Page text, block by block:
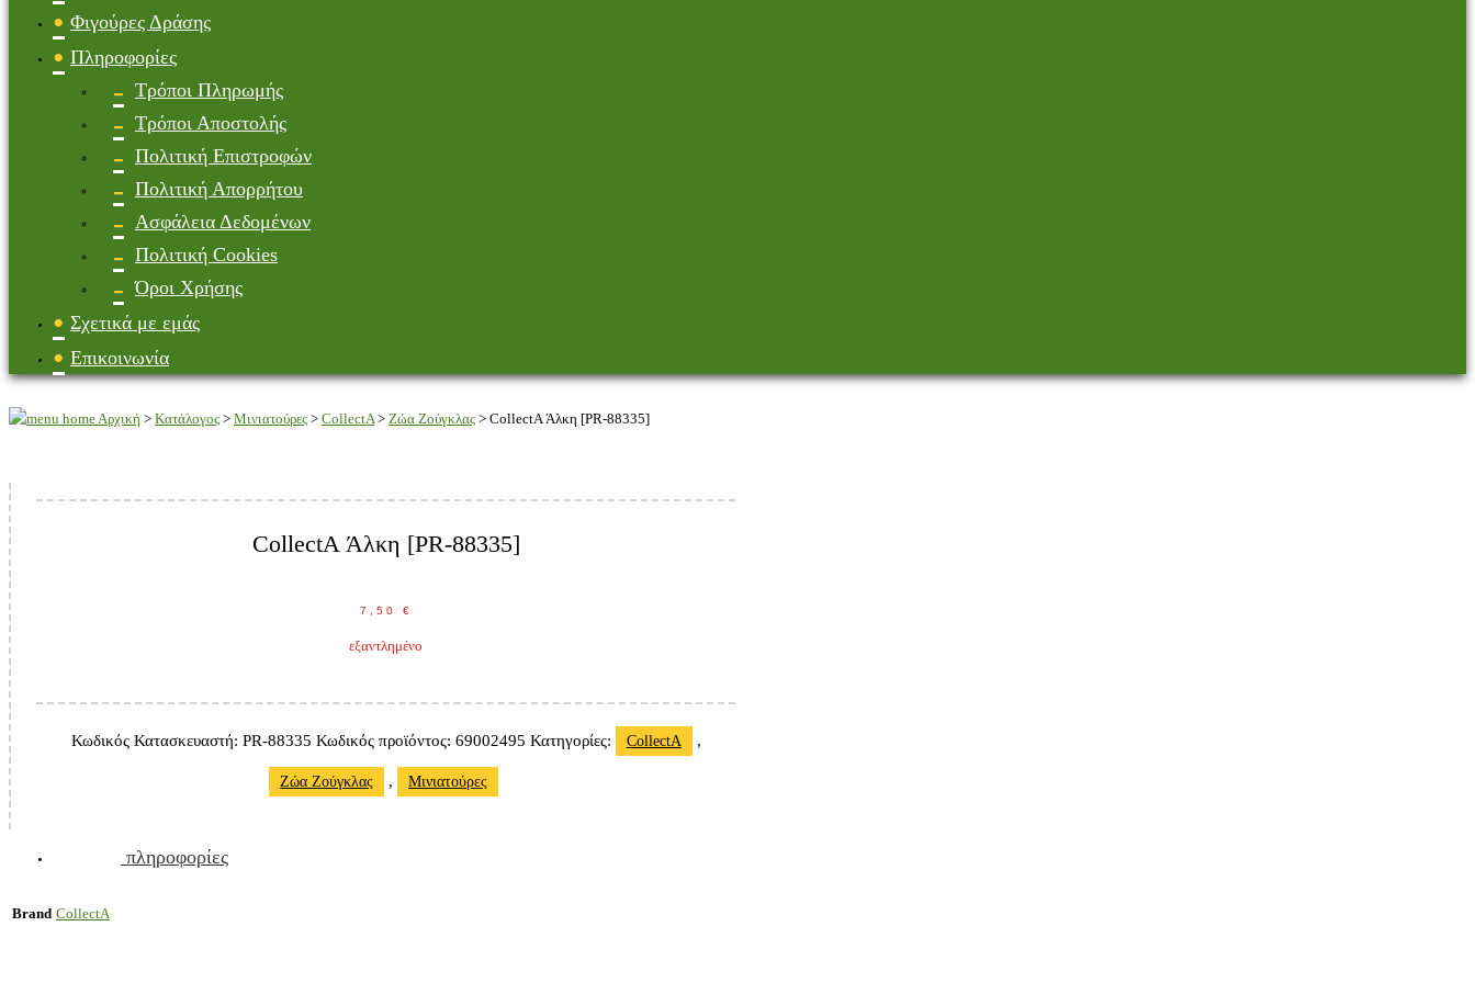
Φιγούρες Δράσης
Πληροφορίες
Τρόποι Πληρωμής
Τρόποι Αποστολής
Πολιτική Επιστροφών
Πολιτική Απορρήτου
Ασφάλεια Δεδομένων
Πολιτική Cookies
Όροι Χρήσης
Σχετικά με εμάς
Επικοινωνία
Αρχική > Κατάλογος > Μινιατούρες > CollectA> Ζώα Ζούγκλας > CollectA Άλκη [PR-88335]
CollectA Άλκη [PR-88335]
7,50 €
εξαντλημένο
Κωδικός Κατασκευαστή: PR-88335 Κωδικός προϊόντος: 69002495 Κατηγορίες: CollectA ,
Ζώα Ζούγκλας , Μινιατούρες
πληροφορίες
Brand CollectA